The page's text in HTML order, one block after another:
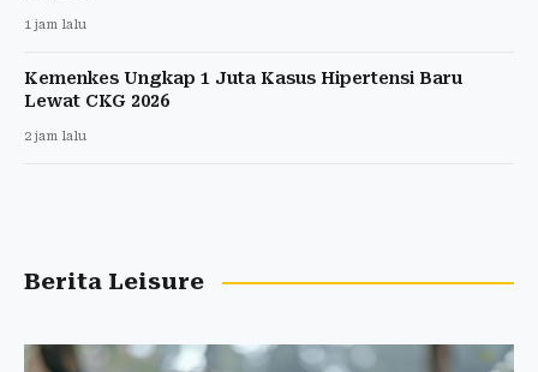
1 jam lalu
Kemenkes Ungkap 1 Juta Kasus Hipertensi Baru
Lewat CKG 2026
2 jam lalu
Berita Leisure